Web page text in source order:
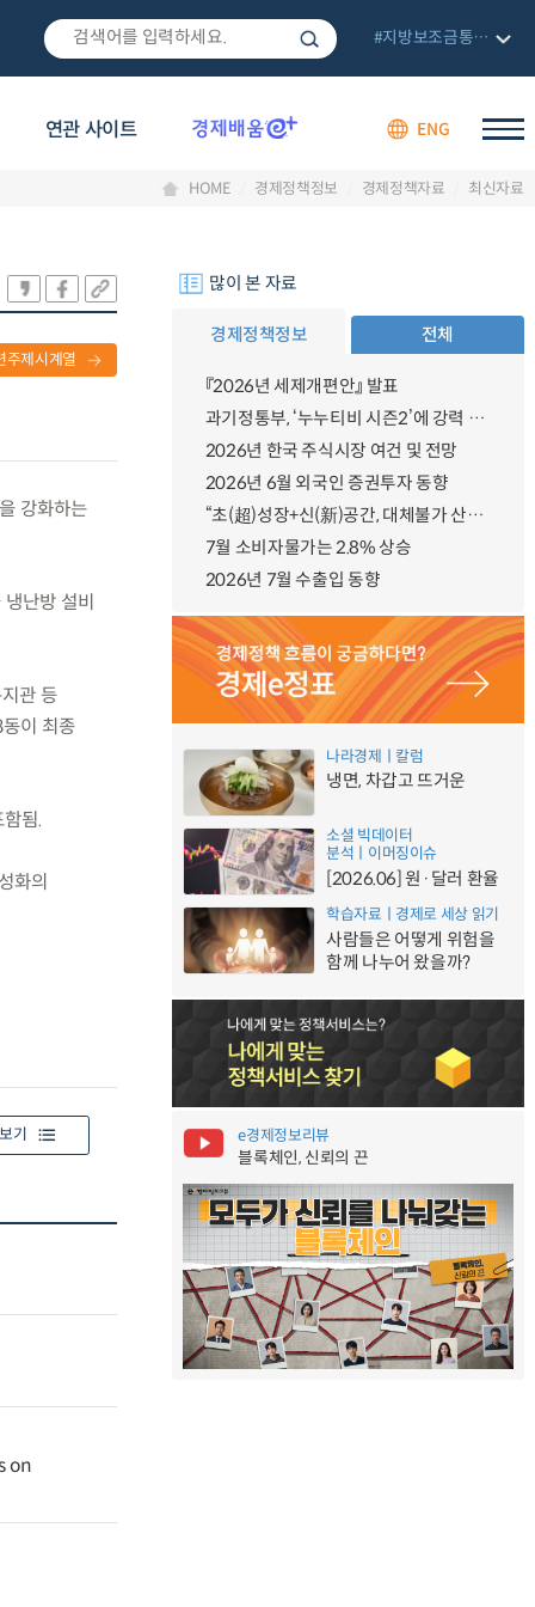
연관 사이트 ENG
#지방보조금통합관리망
HOME 경제정책정보 경제정책자료 최신자료
주제시계열
강화하는
난방 설비
관 등
이 최종
됨.
화의
기
on
많이 본 자료
경제정책정보 전체
『2026년 세제개편안』 발표
과기정통부, ‘누누티비 시즌2’에 강력 대응 의지 밝혀
2026년 한국 주식시장 여건 및 전망
2026년 6월 외국인 증권투자 동향
“초(超)성장+신(新)공간, 대체불가 산업강국”
7월 소비자물가는 2.8% 상승
2026년 7월 수출입 동향
나라경제ㅣ칼럼
냉면, 차갑고 뜨거운
소셜 빅데이터
분석ㅣ이머징이슈
[2026.06] 원·달러 환율
학습자료ㅣ경제로 세상 읽기
사람들은 어떻게 위험을
함께 나누어 왔을까?
e경제정보리뷰
블록체인, 신뢰의 끈